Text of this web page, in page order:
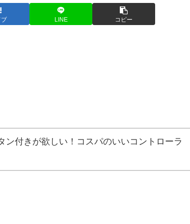
LINE コピー
ン付きが欲しい！コスパのいいコントローラ